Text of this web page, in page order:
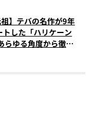
祖】テバの名作が9年
した「ハリケーン
らゆる角度から徹底